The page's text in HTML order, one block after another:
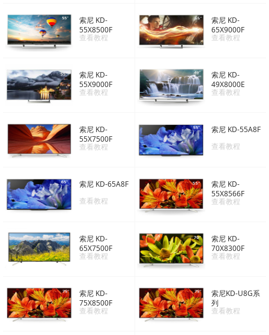
索尼 KD-
55X8500F
查看教程
索尼 KD-
65X9000F
查看教程
索尼 KD-
55X9000F
查看教程
索尼 KD-
49X8000E
查看教程
索尼 KD-
55X7500F
查看教程
索尼 KD-55A8F
查看教程
索尼 KD-65A8F
查看教程
索尼 KD-
55X8566F
查看教程
索尼 KD-
65X7500F
查看教程
索尼 KD-
70X8300F
查看教程
索尼 KD-
75X8500F
查看教程
索尼KD-U8G系
列
查看教程